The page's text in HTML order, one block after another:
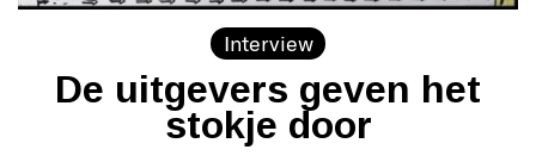
Interview
De uitgevers geven het
stokje door